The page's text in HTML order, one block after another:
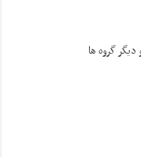
گروه ها